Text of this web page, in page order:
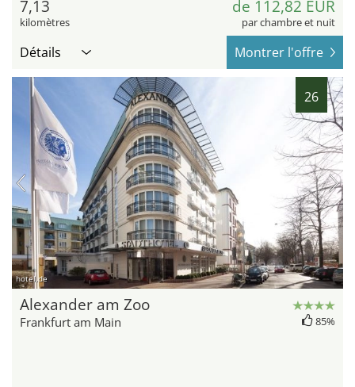
7,13
kilomètres
de 112,82 EUR
par chambre et nuit
Détails Montrer l'offre
26
hotel.de
Alexander am Zoo
Frankfurt am Main 85%